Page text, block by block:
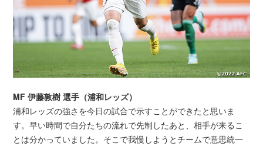
MF 伊藤敦樹 選手（浦和レッズ）
浦和レッズの強さを今日の試合で示すことができたと思いま
す。早い時間で自分たちの流れで先制したあと、相手が来るこ
とは分かっていました。そこで我慢しようとチームで意思統一